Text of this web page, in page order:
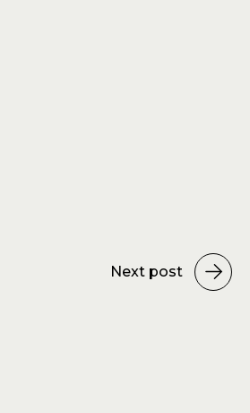
Next post